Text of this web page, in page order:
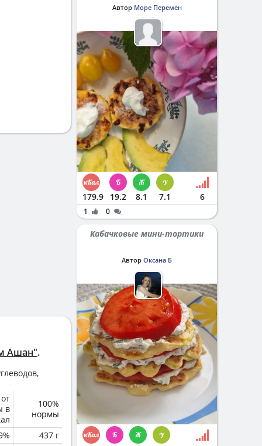
Ашан".
в
100%
нормы
437 г
Автор Море Перемен
179.9 19.2 8.1 7.1 6
1 0
Кабачковые мини-тортики
Автор Оксана Б